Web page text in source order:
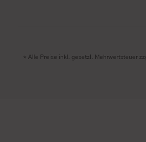
* Alle Preise inkl. gesetzl. Mehrwertsteuer